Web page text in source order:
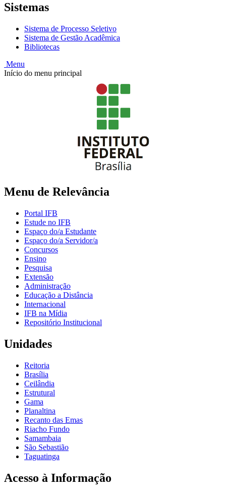
Sistemas
Sistema de Processo Seletivo
Sistema de Gestão Acadêmica
Bibliotecas
Menu
Início do menu principal
Menu de Relevância
Portal IFB
Estude no IFB
Espaço do/a Estudante
Espaço do/a Servidor/a
Concursos
Ensino
Pesquisa
Extensão
Administração
Educação a Distância
Internacional
IFB na Mídia
Repositório Institucional
Unidades
Reitoria
Brasília
Ceilândia
Estrutural
Gama
Planaltina
Recanto das Emas
Riacho Fundo
Samambaia
São Sebastião
Taguatinga
Acesso à Informação